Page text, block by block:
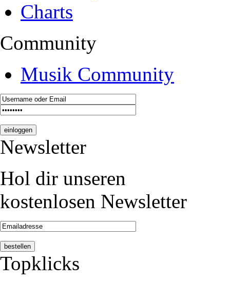
Charts
Community
Musik Community
Newsletter
Hol dir unseren
kostenlosen Newsletter
Topklicks